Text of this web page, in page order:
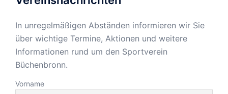
In unregelmäßigen Abständen informieren wir Sie
über wichtige Termine, Aktionen und weitere
Informationen rund um den Sportverein
Büchenbronn.
Vorname